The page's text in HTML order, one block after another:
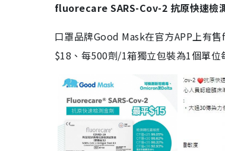
fluorecare SARS-Cov-2 抗原快速檢
口罩品牌Good Mask在官方APP上有
$18、每500劑/1箱獨立包裝為1個單